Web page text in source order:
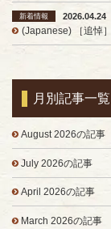
新着情報
2026.04.24
(Japanese) ［追悼
月別記事一覧
August 2026の記事
July 2026の記事
April 2026の記事
March 2026の記事